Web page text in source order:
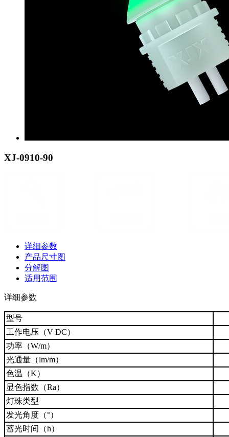
XJ-0910-90
详细参数
产品尺寸图
分解图
适用范围
详细参数
型号
工作电压（V DC）
功率（W/m）
光通量（lm/m）
色温（K）
显色指数（Ra）
灯珠类型
发光角度（°）
蓄光时间（h）